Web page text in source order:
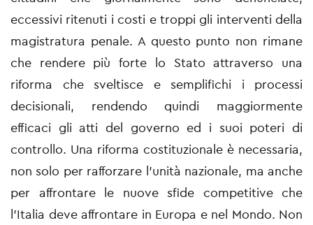
eccessivi ritenuti i costi e troppi gli interventi della
magistratura penale. A questo punto non rimane
che rendere più forte lo Stato attraverso una
riforma che sveltisce e semplifichi i processi
decisionali, rendendo quindi maggiormente
efficaci gli atti del governo ed i suoi poteri di
controllo. Una riforma costituzionale è necessaria,
non solo per rafforzare l’unità nazionale, ma anche
per affrontare le nuove sfide competitive che
l’Italia deve affrontare in Europa e nel Mondo. Non